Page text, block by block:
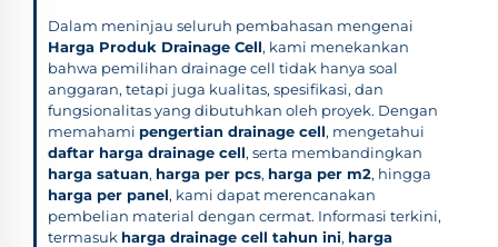
Dalam meninjau seluruh pembahasan mengenai
Harga Produk Drainage Cell, kami menekankan
bahwa pemilihan drainage cell tidak hanya soal
anggaran, tetapi juga kualitas, spesifikasi, dan
fungsionalitas yang dibutuhkan oleh proyek. Dengan
memahami pengertian drainage cell, mengetahui
daftar harga drainage cell, serta membandingkan
harga satuan, harga per pcs, harga per m2, hingga
harga per panel, kami dapat merencanakan
pembelian material dengan cermat. Informasi terkini,
termasuk harga drainage cell tahun ini, harga